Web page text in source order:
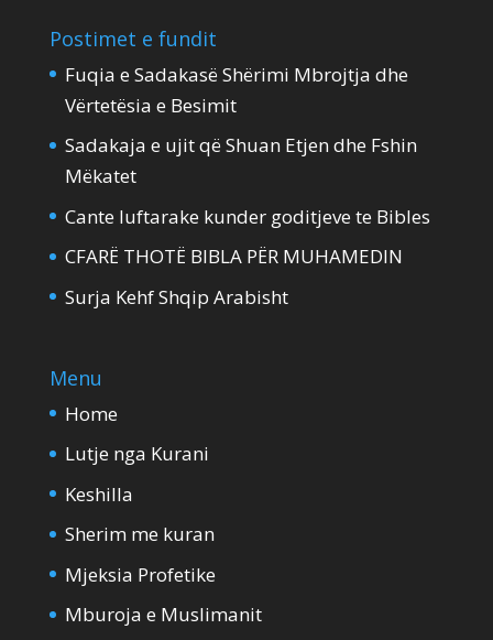
Postimet e fundit
Fuqia e Sadakasë Shërimi Mbrojtja dhe
Vërtetësia e Besimit
Sadakaja e ujit që Shuan Etjen dhe Fshin
Mëkatet
Cante luftarake kunder goditjeve te Bibles
CFARË THOTË BIBLA PËR MUHAMEDIN
Surja Kehf Shqip Arabisht
Menu
Home
Lutje nga Kurani
Keshilla
Sherim me kuran
Mjeksia Profetike
Mburoja e Muslimanit